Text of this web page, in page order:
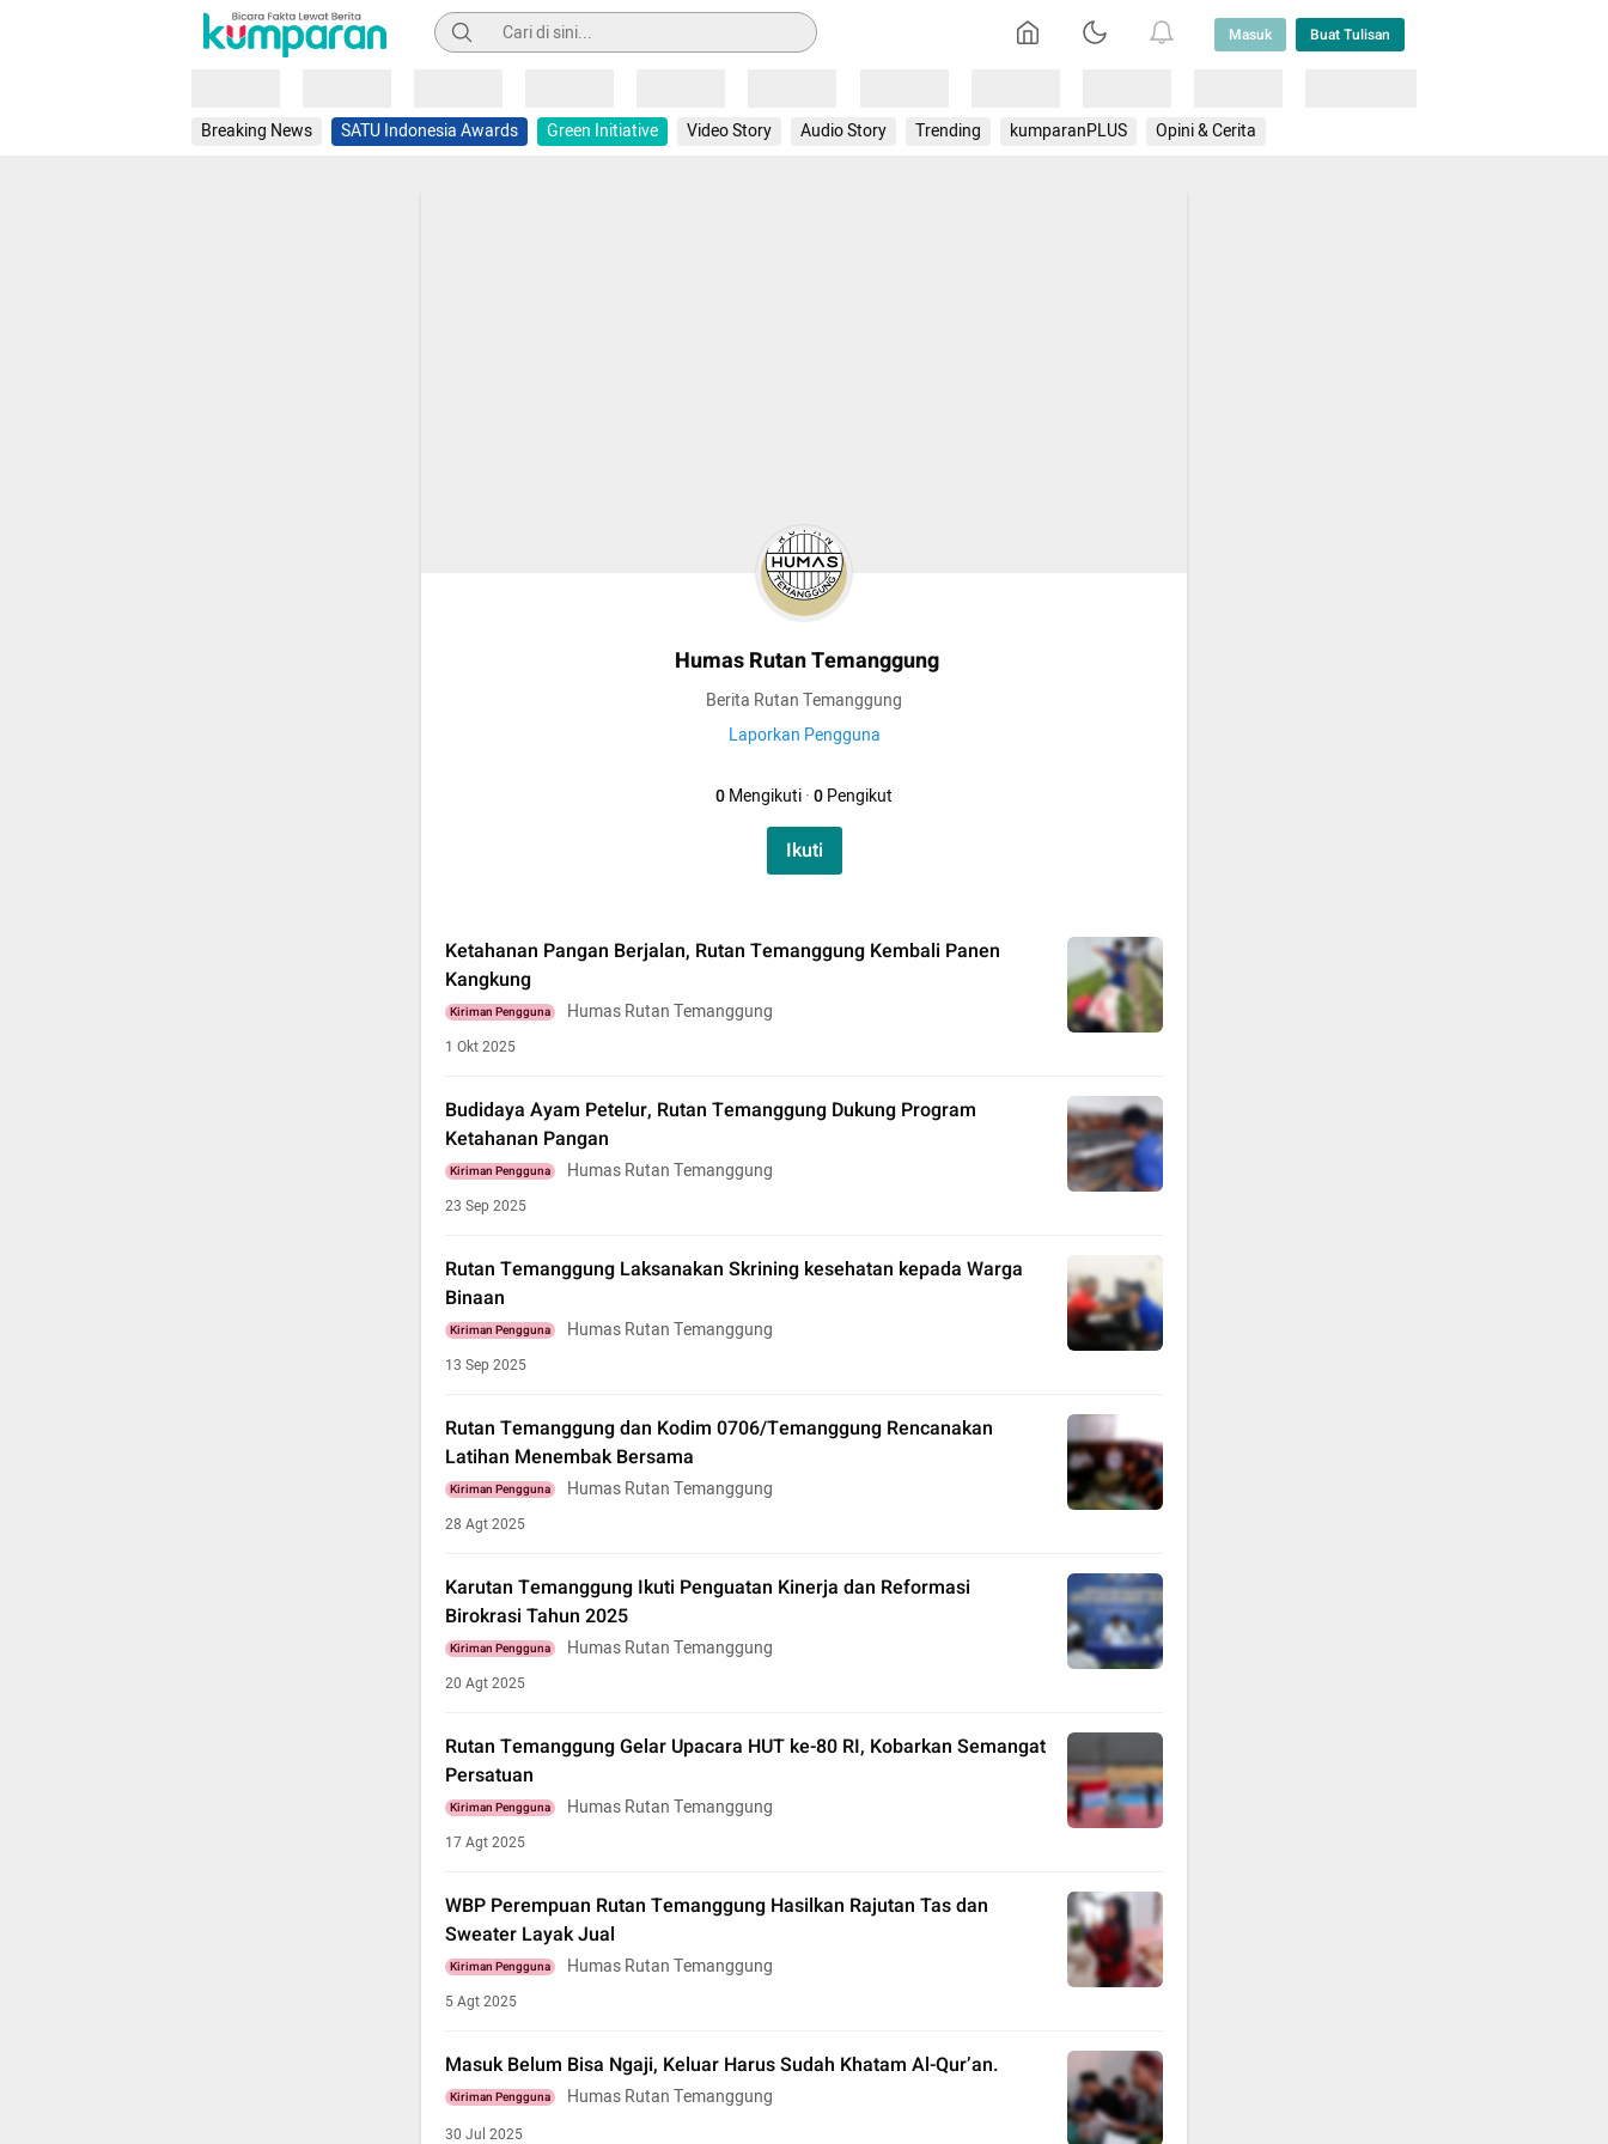
Pencarian Masuk Buat Tulisan
Breaking News SATU Indonesia Awards Green Initiative Video Story Audio Story Trending kumparanPLUS Opini & Cerita
Humas Rutan Temanggung
Berita Rutan Temanggung
Laporkan Pengguna
0Mengikuti·0Pengikut
Ikuti
Ketahanan Pangan Berjalan, Rutan Temanggung Kembali Panen
Kangkung
Kiriman Pengguna Humas Rutan Temanggung
1 Okt 2025
Budidaya Ayam Petelur, Rutan Temanggung Dukung Program
Ketahanan Pangan
Kiriman Pengguna Humas Rutan Temanggung
23 Sep 2025
Rutan Temanggung Laksanakan Skrining kesehatan kepada Warga
Binaan
Kiriman Pengguna Humas Rutan Temanggung
13 Sep 2025
Rutan Temanggung dan Kodim 0706/Temanggung Rencanakan
Latihan Menembak Bersama
Kiriman Pengguna Humas Rutan Temanggung
28 Agt 2025
Karutan Temanggung Ikuti Penguatan Kinerja dan Reformasi
Birokrasi Tahun 2025
Kiriman Pengguna Humas Rutan Temanggung
20 Agt 2025
Rutan Temanggung Gelar Upacara HUT ke-80 RI, Kobarkan Semangat
Persatuan
Kiriman Pengguna Humas Rutan Temanggung
17 Agt 2025
WBP Perempuan Rutan Temanggung Hasilkan Rajutan Tas dan
Sweater Layak Jual
Kiriman Pengguna Humas Rutan Temanggung
5 Agt 2025
Masuk Belum Bisa Ngaji, Keluar Harus Sudah Khatam Al-Qur’an.
Kiriman Pengguna Humas Rutan Temanggung
30 Jul 2025